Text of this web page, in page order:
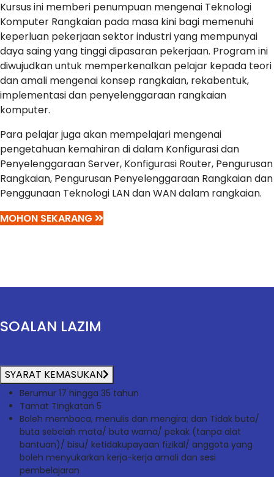
Kursus ini memberi penumpuan mengenai Teknologi
Komputer Rangkaian pada masa kini bagi memenuhi
keperluan pekerjaan sektor industri yang mempunyai
daya saing yang tinggi dipasaran pekerjaan. Program ini
diwujudkan untuk memperkenalkan pelajar kepada teori
dan amali mengenai konsep rangkaian, rekabentuk,
implementasi dan penyelenggaraan rangkaian
komputer.
Para pelajar juga akan mempelajari mengenai
pengetahuan kemahiran di dalam Konfigurasi dan
Penyelenggaraan Server, Konfigurasi Router, Pengurusan
Rangkaian, Pengurusan Penyelenggaraan Rangkaian dan
Penggunaan Teknologi LAN dan WAN dalam rangkaian.
MOHON SEKARANG
SOALAN LAZIM
SYARAT KEMASUKAN
Berumur 17 hingga 35 tahun
Tamat Tingkatan 5
Boleh membaca, menulis dan mengira; dan Tidak buta/
buta sebelah mata/ buta warna/ pekak (tanpa alat
bantuan)/ bisu/ ketidakupayaan fizikal/ anggota yang
boleh menyukarkan kerja-kerja amali dan sesi
pembelajaran